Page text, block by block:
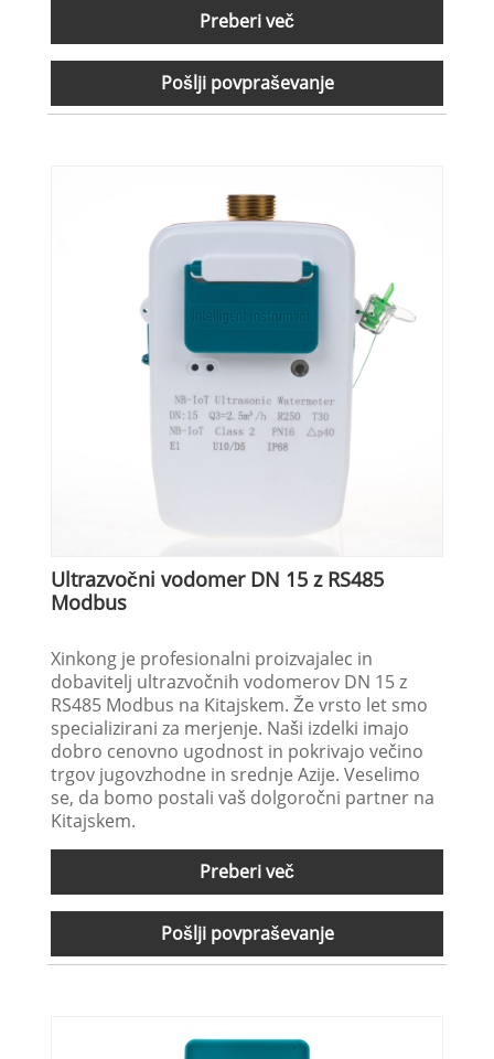
Preberi več
Pošlji povpraševanje
Ultrazvočni vodomer DN 15 z RS485
Modbus
Xinkong je profesionalni proizvajalec in
dobavitelj ultrazvočnih vodomerov DN 15 z
RS485 Modbus na Kitajskem. Že vrsto let smo
specializirani za merjenje. Naši izdelki imajo
dobro cenovno ugodnost in pokrivajo večino
trgov jugovzhodne in srednje Azije. Veselimo
se, da bomo postali vaš dolgoročni partner na
Kitajskem.
Preberi več
Pošlji povpraševanje